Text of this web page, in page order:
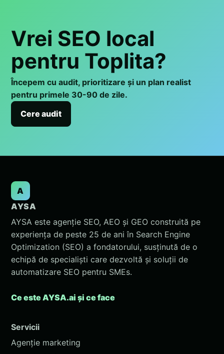
Vrei SEO local
pentru Toplita?
Începem cu audit, prioritizare și un plan realist
pentru primele 30-90 de zile.
Cere audit
A
AYSA
AYSA este agenție SEO, AEO și GEO construită pe
experiența de peste 25 de ani în Search Engine
Optimization (SEO) a fondatorului, susținută de o
echipă de specialiști care dezvoltă și soluții de
automatizare SEO pentru SMEs.
Ce este AYSA.ai și ce face
Servicii
Agenție marketing